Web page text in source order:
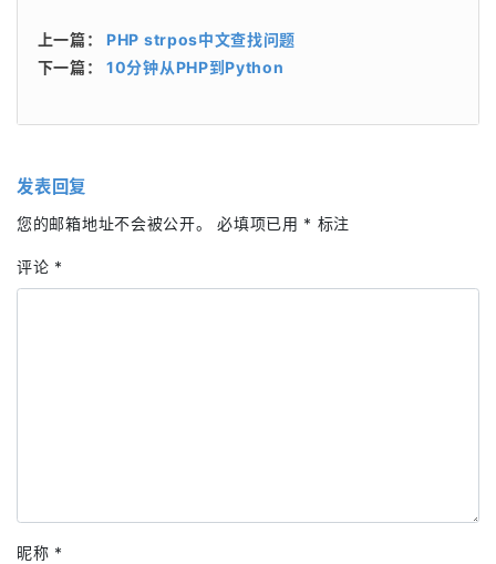
上一篇： PHP strpos中文查找问题
下一篇： 10分钟从PHP到Python
发表回复
您的邮箱地址不会被公开。 必填项已用 * 标注
评论 *
昵称 *